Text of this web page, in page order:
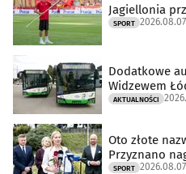
Jagiellonia
SPORT
Dodatkowe
Widzewem
AKTUALNOŚCI
Oto złote
Przyznano
SPORT